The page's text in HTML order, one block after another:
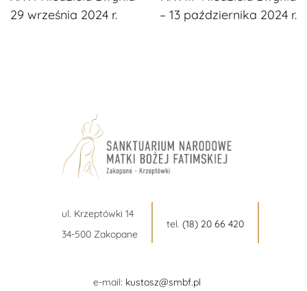
29 września 2024 r.
– 13 października 2024 r.
ul. Krzeptówki 14
34-500 Zakopane
tel. (18) 20 66 420
e-mail: kustosz@smbf.pl